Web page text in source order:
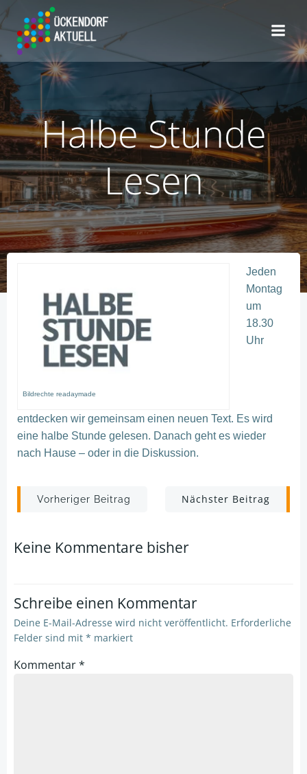
Halbe Stunde
Lesen
Bildrechte readaymade
Jeden
Montag
um
18.30
Uhr
entdecken wir gemeinsam einen neuen Text. Es wird
eine halbe Stunde gelesen. Danach geht es wieder
nach Hause – oder in die Diskussion.
Post
navigation
Vorheriger Beitrag
Post
navigation
Nächster Beitrag
Keine Kommentare bisher
Schreibe einen Kommentar
Deine E-Mail-Adresse wird nicht veröffentlicht. Erforderliche
Felder sind mit * markiert
Kommentar*